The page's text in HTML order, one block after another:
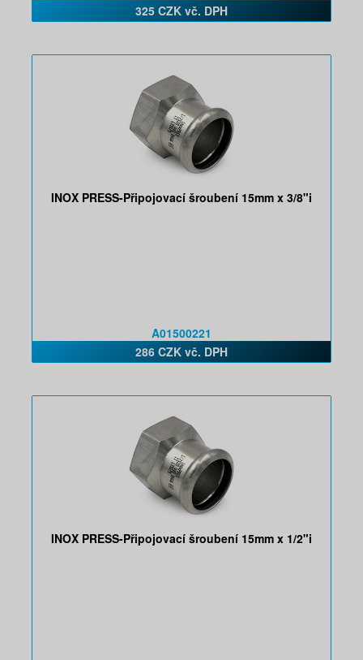
325 CZK vč. DPH
INOX PRESS-Připojovací šroubení 15mm x 3/8"i
A01500221
286 CZK vč. DPH
INOX PRESS-Připojovací šroubení 15mm x 1/2"i